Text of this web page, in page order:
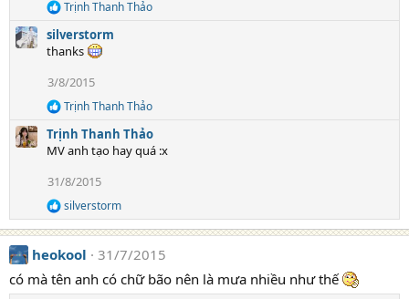
:
R
a
c
i
o
n
s
:
Trịnh Thanh Thảo
silverstorm
thanks
3/8/2015
R
e
a
c
i
o
n
s
Trịnh Thanh Thảo
Trịnh Thanh Thảo
MV anh tạo hay quá :x
31/8/2015
R
e
a
c
i
silverstorm
heokool
31/7/2015
có mà tên anh có chữ bão nên là mưa nhiều như thế